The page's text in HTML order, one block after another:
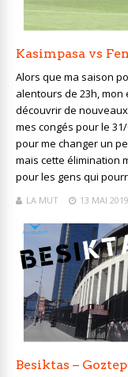
Kasimpasa vs
Alors que ma saison
alentours de 23h,
découvrir de
mes congés pour le
pour me changer un
mais cette élimination
pour les gens qui
LA MUT 13 MAI 2019
Besiktas –